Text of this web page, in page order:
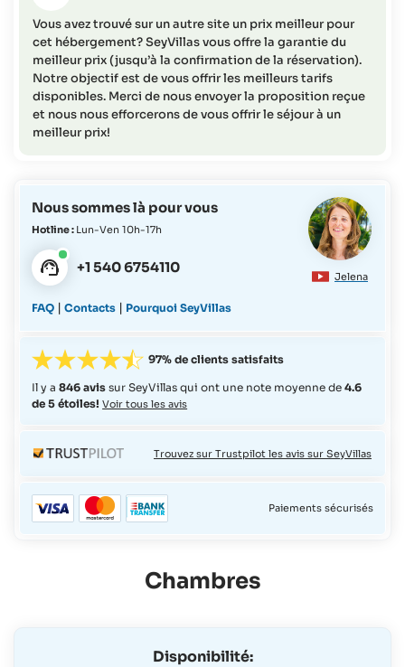
Vous avez trouvé sur un autre site un prix meilleur pour
cet hébergement? SeyVillas vous offre la garantie du
meilleur prix (jusqu’à la confirmation de la réservation).
Notre objectif est de vous offrir les meilleurs tarifs
disponibles. Merci de nous envoyer la proposition reçue
et nous nous efforcerons de vous offrir le séjour à un
meilleur prix!
Jelena
Nous sommes là pour vous
Hotline : Lun-Ven 10h-17h
+1 540 6754110
FAQ |Contacts | Pourquoi SeyVillas
97% de clients satisfaits
Il y a846 avissur SeyVillas qui ont une note moyenne de4.6
de 5 étoiles! Voir tous les avis
Trouvez sur Trustpilot les avis sur SeyVillas
Paiements sécurisés
Chambres
Disponibilité: